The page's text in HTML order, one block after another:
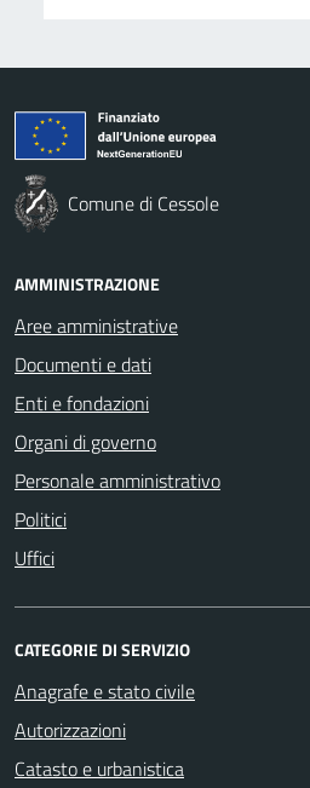
Comune di Cessole
AMMINISTRAZIONE
Aree amministrative
Documenti e dati
Enti e fondazioni
Organi di governo
Personale amministrativo
Politici
Uffici
CATEGORIE DI SERVIZIO
Anagrafe e stato civile
Autorizzazioni
Catasto e urbanistica